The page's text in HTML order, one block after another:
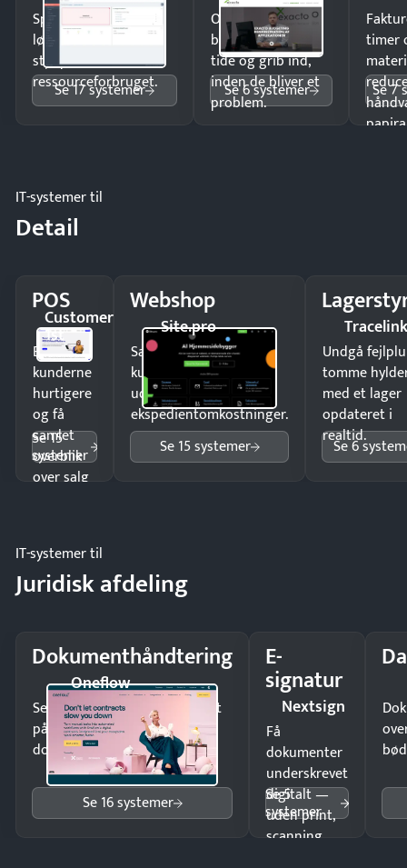
Spar tid på
lønberegning og få
styr på
ressourceforbruget.
Se 17 systemer
Opdag
budgetafvigelser i
tide og grib ind,
inden de bliver et
problem.
Se 6 systemer
timer
Se 7
IT-systemer til
Detail
POS
Customer
1st
Ekspedér
kunderne
hurtigere
og få
samlet
overblik
over salg
Se 15
systemer
Webshop
Site.pro
Sælg produkter 24/7 til
kunder i hele landet
uden
ekspedientomkostninger.
Se 15 systemer
Undgå
tomme
med et lager
opdateret i
realtid.
Se 6
IT-systemer til
Juridisk afdeling
Dokumenthåndtering
Oneflow
Send kontrakter til underskrift
på minutter og mist ingen
dokumenter.
Se 16 systemer
E-
signatur
Nextsign
Få
dokumenter
underskrevet
digitalt —
uden print,
scanning
Se 5
systemer